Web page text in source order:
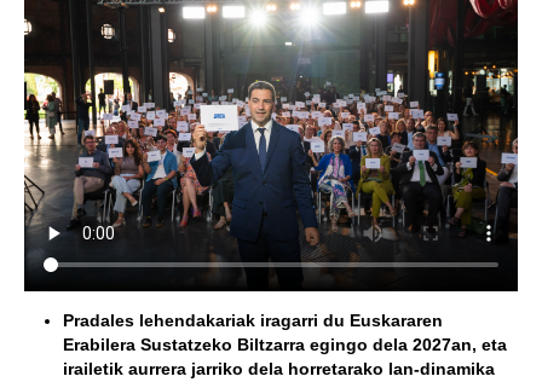
Pradales lehendakariak iragarri du Euskararen
Erabilera Sustatzeko Biltzarra egingo dela 2027an, eta
irailetik aurrera jarriko dela horretarako lan-dinamika